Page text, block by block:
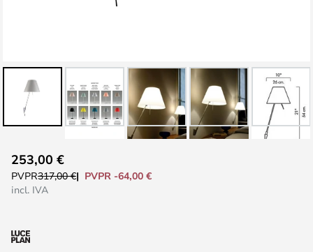
comienzo
galería
253,00 €
PVPR317,00 €
PVPR -64,00 €
incl. IVA